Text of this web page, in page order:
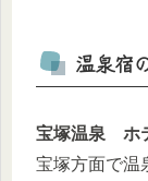
温泉宿
宝塚温泉 ホ
宝塚方面で温